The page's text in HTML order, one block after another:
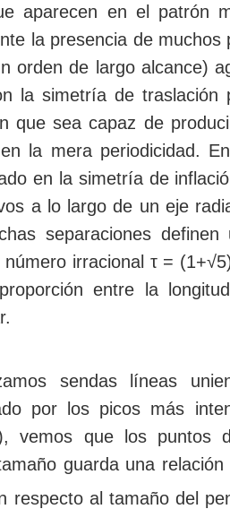
aparecen en el patrón
la presencia de
orden de largo alcance)
la simetría de
que sea capaz de
la mera periodicidad.
en la simetría de
a lo largo de un eje
separaciones
irracional τ =
entre la
sendas líneas
por los picos más
vemos que los puntos
guarda una
respecto al tamaño del